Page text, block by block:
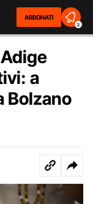
ABBONATI
2
a
Bolzano